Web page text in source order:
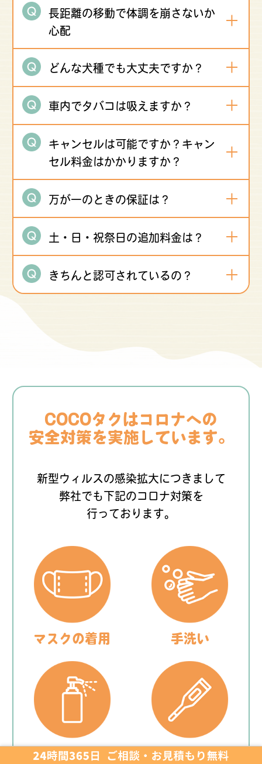
長距離の移動で体調を崩さないか
心配
どんな犬種でも大丈夫ですか？
車内でタバコは吸えますか？
キャンセルは可能ですか？キャン
セル料金はかかりますか？
万が一のときの保証は？
土・日・祝祭日の追加料金は？
きちんと認可されているの？
COCOタクはコロナへの
安全対策を実施しています。
新型ウィルスの感染拡大につきまして
弊社でも下記のコロナ対策を
行っております。
マスクの着用 手洗い
消毒 毎日の検温